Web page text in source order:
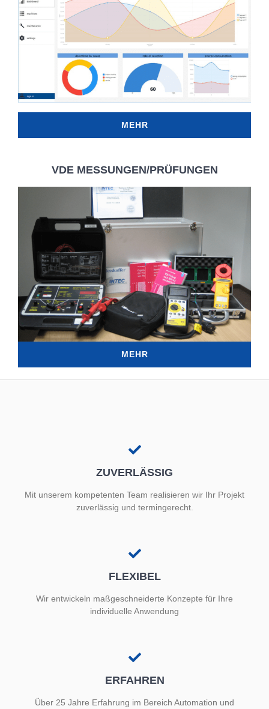
MEHR
VDE MESSUNGEN/PRÜFUNGEN
MEHR
ZUVERLÄSSIG
Mit unserem kompetenten Team realisieren wir Ihr Projekt
zuverlässig und termingerecht.
FLEXIBEL
Wir entwickeln maßgeschneiderte Konzepte für Ihre
individuelle Anwendung
ERFAHREN
Über 25 Jahre Erfahrung im Bereich Automation und